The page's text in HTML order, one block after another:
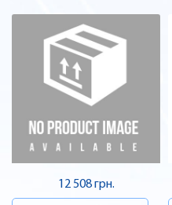
Contact
12 508 грн.